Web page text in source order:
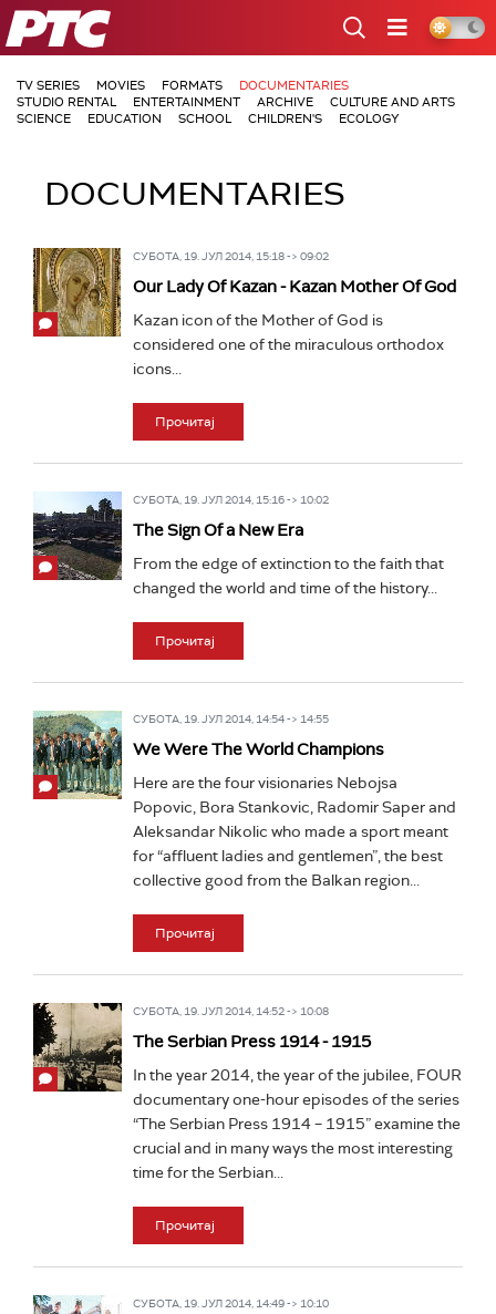
РТС
TV SERIES MOVIES FORMATS
DOCUMENTARIES
STUDIO RENTAL
ENTERTAINMENT ARCHIVE
CULTURE AND ARTS
SCIENCE
EDUCATION SCHOOL CHILDREN'S ECOLOGY
DOCUMENTARIES
СУБОТА, 19. ЈУЛ 2014, 15:18 -> 09:02
Our Lady Of Kazan - Kazan Mother Of God
Kazan icon of the Mother of God is
considered one of the miraculous orthodox
icons...
Прочитај
СУБОТА, 19. ЈУЛ 2014, 15:16 -> 10:02
The Sign Of a New Era
From the edge of extinction to the faith that
changed the world and time of the history...
Прочитај
СУБОТА, 19. ЈУЛ 2014, 14:54 -> 14:55
We Were The World Champions
Here are the four visionaries Nebojsa
Popovic, Bora Stankovic, Radomir Saper and
Aleksandar Nikolic who made a sport meant
for “affluent ladies and gentlemen”, the best
collective good from the Balkan region...
Прочитај
СУБОТА, 19. ЈУЛ 2014, 14:52 -> 10:08
The Serbian Press 1914 - 1915
In the year 2014, the year of the jubilee, FOUR
documentary one-hour episodes of the series
“The Serbian Press 1914 – 1915” examine the
crucial and in many ways the most interesting
time for the Serbian...
Прочитај
СУБОТА, 19. ЈУЛ 2014, 14:49 -> 10:10